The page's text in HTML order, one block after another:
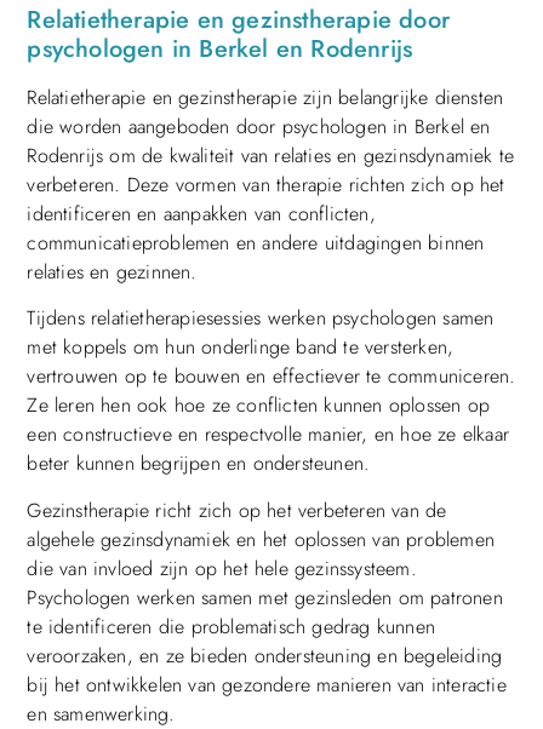
Relatietherapie en gezinstherapie door
psychologen in Berkel en Rodenrijs
Relatietherapie en gezinstherapie zijn belangrijke diensten
die worden aangeboden door psychologen in Berkel en
Rodenrijs om de kwaliteit van relaties en gezinsdynamiek te
verbeteren. Deze vormen van therapie richten zich op het
identificeren en aanpakken van conflicten,
communicatieproblemen en andere uitdagingen binnen
relaties en gezinnen.
Tijdens relatietherapiesessies werken psychologen samen
met koppels om hun onderlinge band te versterken,
vertrouwen op te bouwen en effectiever te communiceren.
Ze leren hen ook hoe ze conflicten kunnen oplossen op
een constructieve en respectvolle manier, en hoe ze elkaar
beter kunnen begrijpen en ondersteunen.
Gezinstherapie richt zich op het verbeteren van de
algehele gezinsdynamiek en het oplossen van problemen
die van invloed zijn op het hele gezinssysteem.
Psychologen werken samen met gezinsleden om patronen
te identificeren die problematisch gedrag kunnen
veroorzaken, en ze bieden ondersteuning en begeleiding
bij het ontwikkelen van gezondere manieren van interactie
en samenwerking.